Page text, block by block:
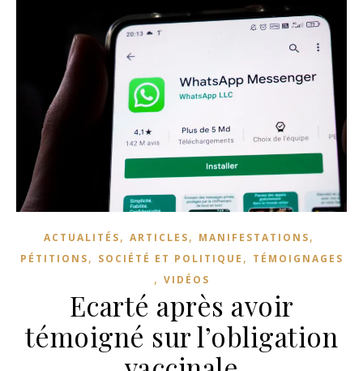
ACTUALITÉS, ARTICLES, MANIFESTATIONS,
PÉTITIONS, SOCIÉTÉ ET POLITIQUE , TÉMOIGNAGES
, VIDÉOS
Ecarté après avoir
témoigné sur l’obligation